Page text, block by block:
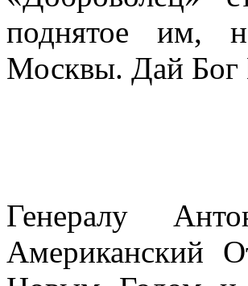
поднятое им,
Москвы. Дай Бог
Генералу
Американский